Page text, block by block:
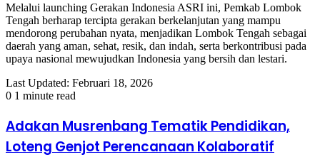
Melalui launching Gerakan Indonesia ASRI ini, Pemkab Lombok
Tengah berharap tercipta gerakan berkelanjutan yang mampu
mendorong perubahan nyata, menjadikan Lombok Tengah sebagai
daerah yang aman, sehat, resik, dan indah, serta berkontribusi pada
upaya nasional mewujudkan Indonesia yang bersih dan lestari.
Last Updated: Februari 18, 2026
0 1 minute read
Adakan Musrenbang Tematik Pendidikan,
Loteng Genjot Perencanaan Kolaboratif